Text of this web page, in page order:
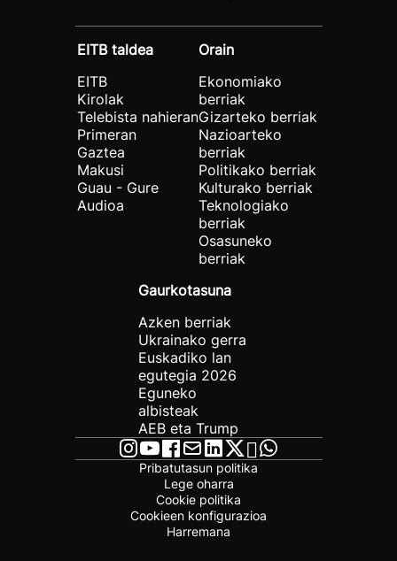
EITB taldea
EITB
Kirolak
Telebista nahieran
Primeran
Gaztea
Makusi
Guau - Gure
Audioa
Orain
Ekonomiako
berriak
Gizarteko berriak
Nazioarteko
berriak
Politikako berriak
Kulturako berriak
Teknologiako
berriak
Osasuneko
berriak
Gaurkotasuna
Azken berriak
Ukrainako gerra
Euskadiko lan
egutegia 2026
Eguneko
albisteak
AEB eta Trump
Pribatutasun politika
Lege oharra
Cookie politika
Cookieen konfigurazioa
Harremana